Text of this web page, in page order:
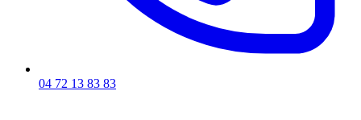
04 72 13 83 83